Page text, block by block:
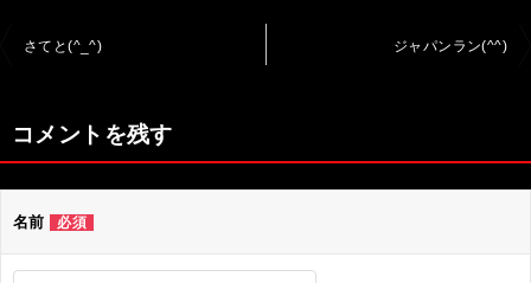
ビ
ゲ
ー
シ
さてと(^_^) ジャパンラン(^^)
コメントを残す
名前 必須